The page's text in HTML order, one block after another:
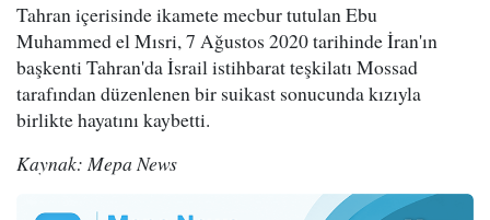
Tahran içerisinde ikamete mecbur tutulan Ebu
Muhammed el Mısri, 7 Ağustos 2020 tarihinde İran'ın
başkenti Tahran'da İsrail istihbarat teşkilatı Mossad
tarafından düzenlenen bir suikast sonucunda kızıyla
birlikte hayatını kaybetti.
Kaynak: Mepa News